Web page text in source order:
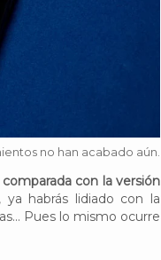
no han acabado aún.
con la versión
habrás lidiado con la
Pues lo mismo ocurre